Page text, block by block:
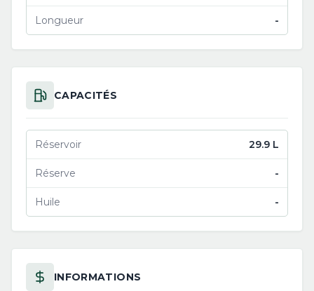
Longueur -
CAPACITÉS
Réservoir 29.9 L
Réserve -
Huile -
INFORMATIONS